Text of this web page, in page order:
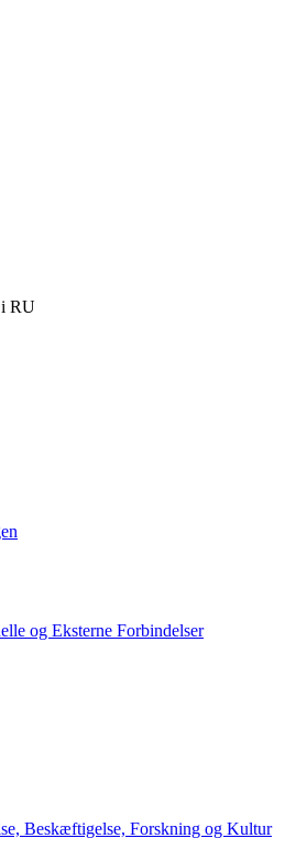
i RU
og Eksterne Forbindelser
Beskæftigelse, Forskning og Kultur